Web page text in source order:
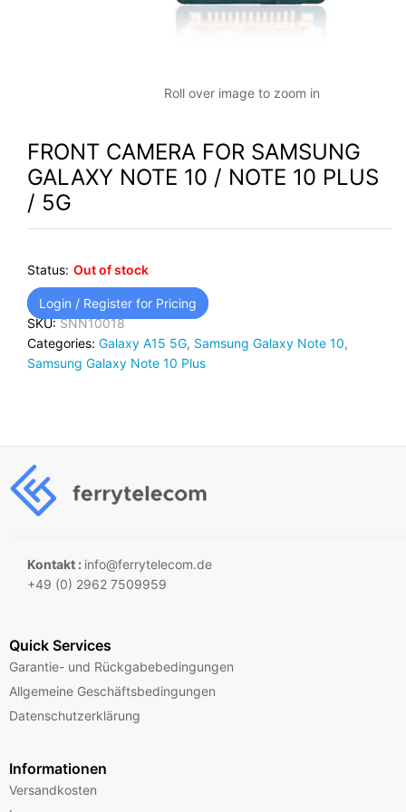
Roll over image to zoom in
FRONT CAMERA FOR SAMSUNG
GALAXY NOTE 10 / NOTE 10 PLUS
/ 5G
Status: Out of stock
Login / Register for Pricing
SKU:SNN10018
Categories: Galaxy A15 5G, Samsung Galaxy Note 10,
Samsung Galaxy Note 10 Plus
Kontakt : info@ferrytelecom.de
+49 (0) 2962 7509959
Quick Services
Garantie- und Rückgabebedingungen
Allgemeine Geschäftsbedingungen
Datenschutzerklärung
Informationen
Versandkosten